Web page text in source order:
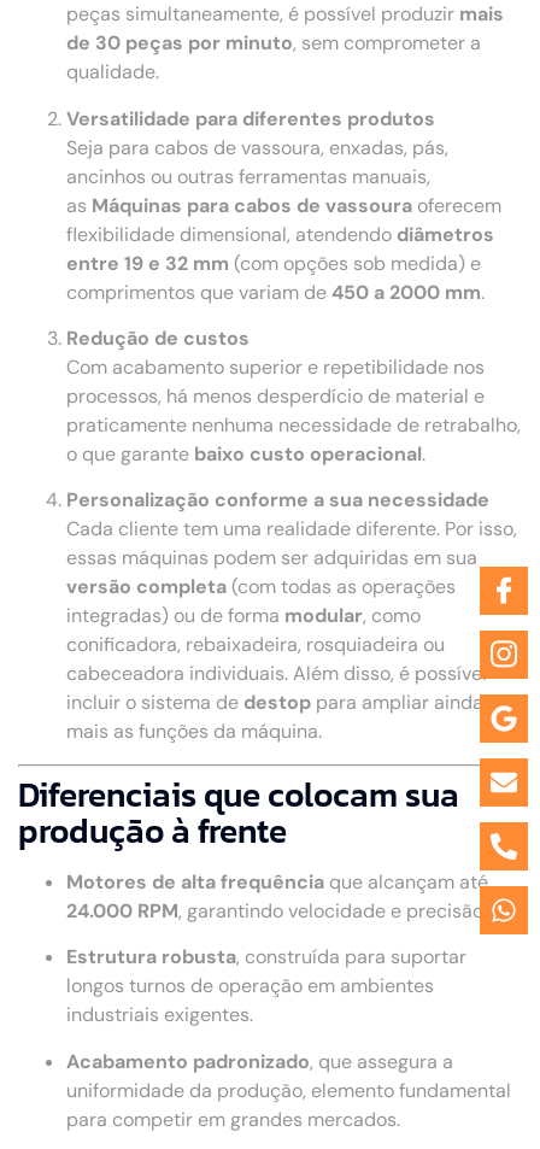
peças simultaneamente, é possível produzir mais
de 30 peças por minuto, sem comprometer a
qualidade.
Versatilidade para diferentes produtos
Seja para cabos de vassoura, enxadas, pás,
ancinhos ou outras ferramentas manuais,
as Máquinas para cabos de vassoura oferecem
flexibilidade dimensional, atendendo diâmetros
entre 19 e 32 mm (com opções sob medida) e
comprimentos que variam de450 a 2000 mm.
Redução de custos
Com acabamento superior e repetibilidade nos
processos, há menos desperdício de material e
praticamente nenhuma necessidade de retrabalho,
o que garante baixo custo operacional.
Personalização conforme a sua necessidade
Cada cliente tem uma realidade diferente. Por isso,
essas máquinas podem ser adquiridas em sua
versão completa (com todas as operações
integradas) ou de forma modular, como
conificadora, rebaixadeira, rosquiadeira ou
cabeceadora individuais. Além disso, é possível
incluir o sistema de destop para ampliar ainda
mais as funções da máquina.
Diferenciais que colocam sua
produção à frente
Motores de alta frequência que alcançam até
24.000 RPM, garantindo velocidade e precisão.
Estrutura robusta, construída para suportar
longos turnos de operação em ambientes
industriais exigentes.
Acabamento padronizado, que assegura a
uniformidade da produção, elemento fundamental
para competir em grandes mercados.